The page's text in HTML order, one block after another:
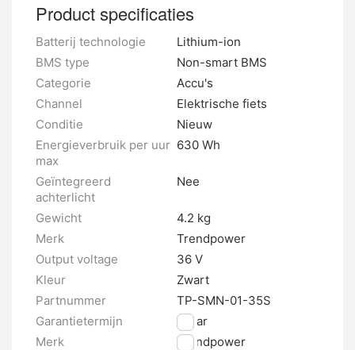
Product specificaties
Batterij technologie
Lithium-ion
BMS type
Non-smart BMS
Categorie
Accu's
Channel
Elektrische fiets
Conditie
Nieuw
Energieverbruik per uur
max
630 Wh
Geïntegreerd
achterlicht
Nee
Gewicht
4.2 kg
Merk
Trendpower
Output voltage
36 V
Kleur
Zwart
Partnummer
TP-SMN-01-35S
Garantietermijn
2 jaar
Merk
Trendpower